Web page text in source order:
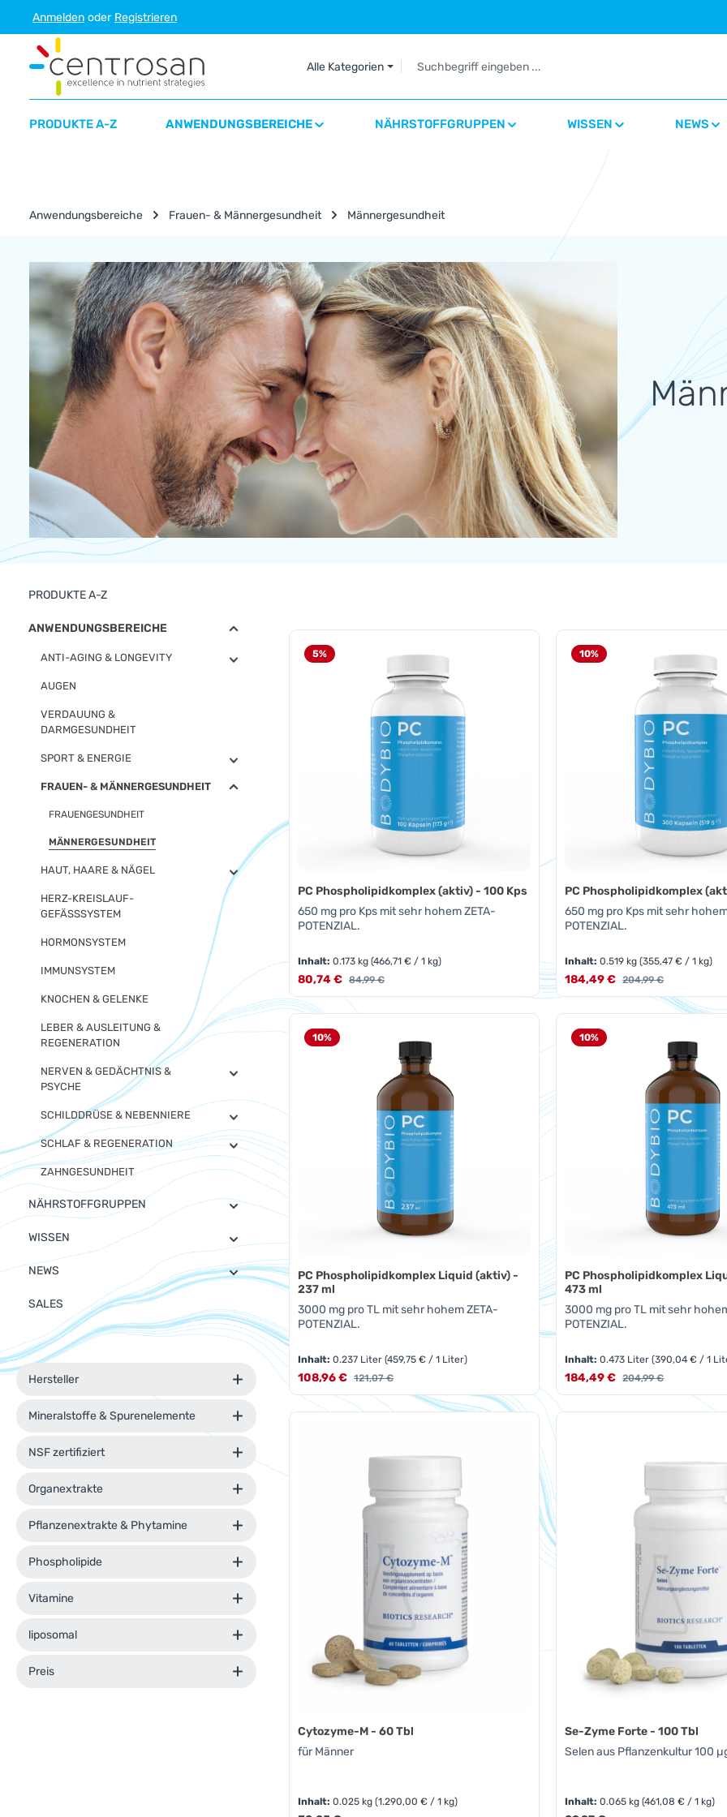
Hauptinhalt springen
Zur Suche springen
Zur Hauptnavigation springen
Anmelden oder Registrieren
Alle Kategorien
PRODUKTE A-Z ANWENDUNGSBEREICHE NÄHRSTOFFGRUPPEN WISSEN NEWS
Anwendungsbereiche Frauen- & Männergesundheit Männergesundheit
PRODUKTE A-Z
ANWENDUNGSBEREICHE
ANTI-AGING & LONGEVITY
AUGEN
VERDAUUNG &
DARMGESUNDHEIT
SPORT & ENERGIE
FRAUEN- & MÄNNERGESUNDHEIT
FRAUENGESUNDHEIT
MÄNNERGESUNDHEIT
HAUT, HAARE & NÄGEL
HERZ-KREISLAUF-
GEFÄSSSYSTEM
HORMONSYSTEM
IMMUNSYSTEM
KNOCHEN & GELENKE
LEBER & AUSLEITUNG &
REGENERATION
NERVEN & GEDÄCHTNIS &
PSYCHE
SCHILDDRÜSE & NEBENNIERE
SCHLAF & REGENERATION
ZAHNGESUNDHEIT
NÄHRSTOFFGRUPPEN
WISSEN
NEWS
SALES
Hersteller
Mineralstoffe & Spurenelemente
NSF zertifiziert
Organextrakte
Pflanzenextrakte & Phytamine
Phospholipide
Vitamine
liposomal
Preis
5%
PC Phospholipidkomplex (aktiv) - 100 Kps
650 mg pro Kps mit sehr hohem ZETA-
POTENZIAL.
Inhalt:0.173 kg(466,71 € / 1 kg)
Verkaufspreis:
80,74 € Regulärer Preis:
84,99 €
Produkt Anzahl: Gib den gewünschten Wert
10%
PC Phospholipidkomplex
650 mg pro Kps mit sehr
POTENZIAL.
Inhalt:0.519 kg(355,47 € / 1 kg)
Verkaufspreis:
184,49 € Regulärer Preis:
204,99 €
Produkt Anzahl:
10%
PC Phospholipidkomplex Liquid (aktiv) -
237 ml
3000 mg pro TL mit sehr hohem ZETA-
POTENZIAL.
Inhalt:0.237 Liter(459,75 € / 1 Liter)
Verkaufspreis:
108,96 € Regulärer Preis:
121,07 €
Produkt Anzahl: Gib den gewünschten Wert
10%
PC Phospholipidkomplex
473 ml
3000 mg pro TL mit sehr
POTENZIAL.
Inhalt:0.473 Liter(390,04 € / 1
Verkaufspreis:
184,49 € Regulärer Preis:
204,99 €
Produkt
Cytozyme-M - 60 Tbl
für Männer
Inhalt:0.025 kg(1.290,00 € / 1 kg)
Se-Zyme Forte - 100 Tbl
Selen aus Pflanzenkultur 100
Inhalt:0.065 kg(461,08 € / 1 kg)